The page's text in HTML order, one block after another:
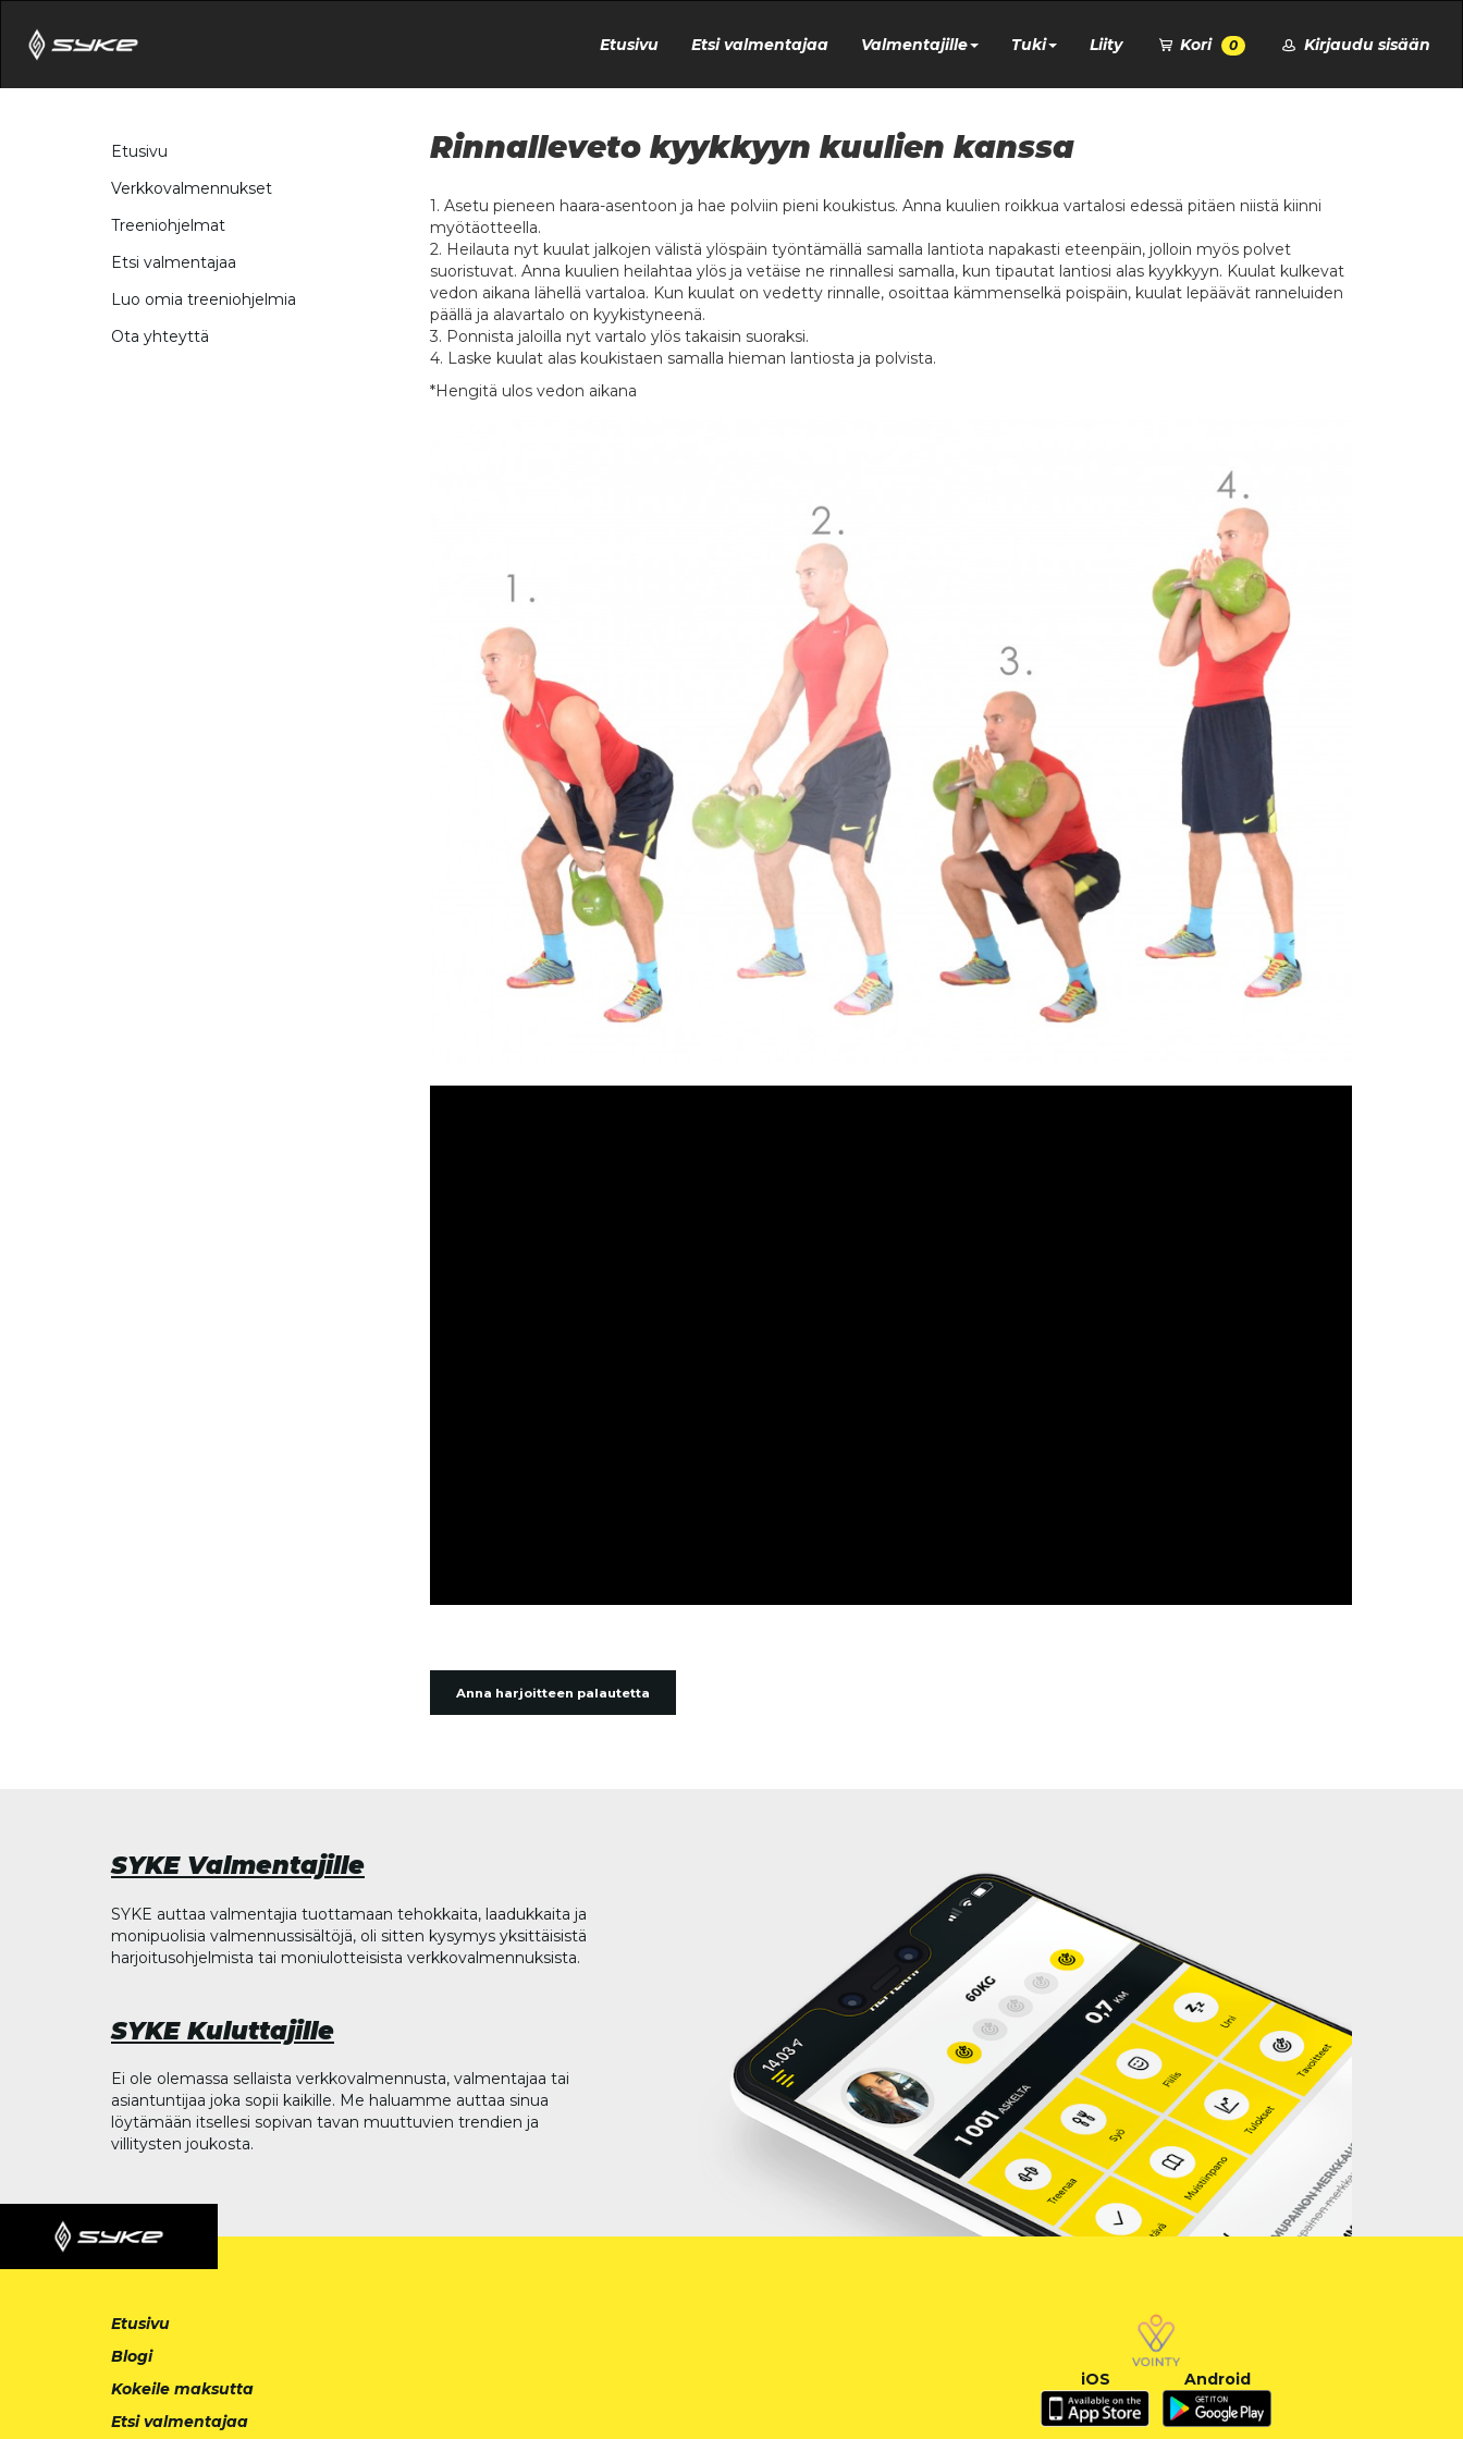
Etusivu Etsi valmentajaa Valmentajille Tuki Liity Kori 0 Kirjaudu sisään
Etusivu
Verkkovalmennukset
Treeniohjelmat
Etsi valmentajaa
Luo omia treeniohjelmia
Ota yhteyttä
Rinnalleveto kyykkyyn kuulien kanssa
1. Asetu pieneen haara-asentoon ja hae polviin pieni koukistus. Anna kuulien roikkua vartalosi edessä pitäen niistä kiinni
myötäotteella.
2. Heilauta nyt kuulat jalkojen välistä ylöspäin työntämällä samalla lantiota napakasti eteenpäin, jolloin myös polvet
suoristuvat. Anna kuulien heilahtaa ylös ja vetäise ne rinnallesi samalla, kun tipautat lantiosi alas kyykkyyn. Kuulat kulkevat
vedon aikana lähellä vartaloa. Kun kuulat on vedetty rinnalle, osoittaa kämmenselkä poispäin, kuulat lepäävät ranneluiden
päällä ja alavartalo on kyykistyneenä.
3. Ponnista jaloilla nyt vartalo ylös takaisin suoraksi.
4. Laske kuulat alas koukistaen samalla hieman lantiosta ja polvista.
*Hengitä ulos vedon aikana
Anna harjoitteen palautetta
SYKE Valmentajille
SYKE auttaa valmentajia tuottamaan tehokkaita, laadukkaita ja
monipuolisia valmennussisältöjä, oli sitten kysymys yksittäisistä
harjoitusohjelmista tai moniulotteisista verkkovalmennuksista.
SYKE Kuluttajille
Ei ole olemassa sellaista verkkovalmennusta, valmentajaa tai
asiantuntijaa joka sopii kaikille. Me haluamme auttaa sinua
löytämään itsellesi sopivan tavan muuttuvien trendien ja
villitysten joukosta.
Etusivu
Blogi
Kokeile maksutta
Etsi valmentajaa
iOS Android